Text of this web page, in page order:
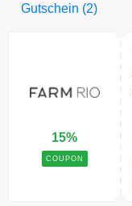
Gutschein (2)
15%
COUPON